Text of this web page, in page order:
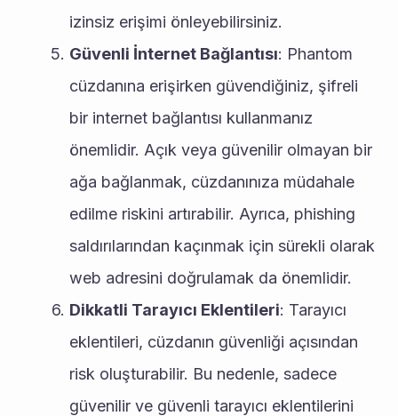
izinsiz erişimi önleyebilirsiniz.
Güvenli İnternet Bağlantısı: Phantom
cüzdanına erişirken güvendiğiniz, şifreli
bir internet bağlantısı kullanmanız
önemlidir. Açık veya güvenilir olmayan bir
ağa bağlanmak, cüzdanınıza müdahale
edilme riskini artırabilir. Ayrıca, phishing
saldırılarından kaçınmak için sürekli olarak
web adresini doğrulamak da önemlidir.
Dikkatli Tarayıcı Eklentileri: Tarayıcı
eklentileri, cüzdanın güvenliği açısından
risk oluşturabilir. Bu nedenle, sadece
güvenilir ve güvenli tarayıcı eklentilerini